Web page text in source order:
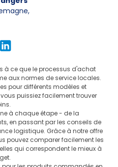
,
à ce que le processus d'achat
aux normes de service locales.
pour différents modèles et
puissiez facilement trouver
à chaque étape - de la
en passant par les conseils de
logistique. Grâce à notre offre
pouvez comparer facilement les
qui correspondent le mieux à